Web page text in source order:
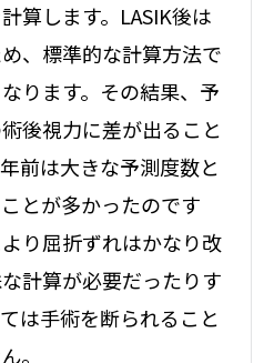
算します。LASIK後は
、標準的な計算方法で
ります。その結果、予
後視力に差が出ること
前は大きな予測度数と
とが多かったのです
り屈折ずれはかなり改
計算が必要だったりす
は手術を断られること
。